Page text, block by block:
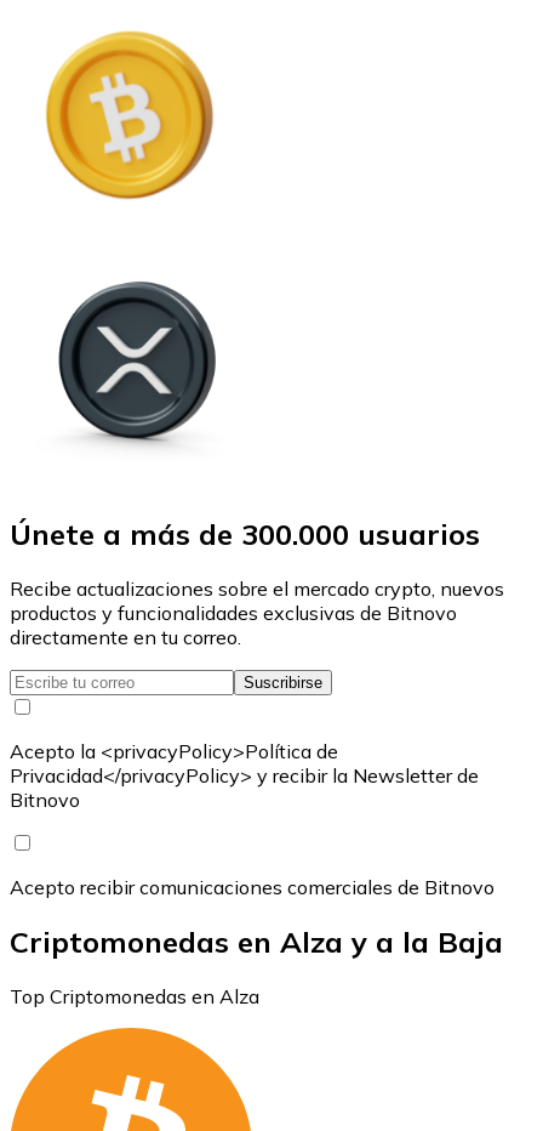
Únete a más de 300.000 usuarios
Recibe actualizaciones sobre el mercado crypto, nuevos
productos y funcionalidades exclusivas de Bitnovo
directamente en tu correo.
Suscribirse
Acepto la <privacyPolicy>Política de
Privacidad</privacyPolicy> y recibir la Newsletter de
Bitnovo
Acepto recibir comunicaciones comerciales de Bitnovo
Criptomonedas en Alza y a la Baja
Top Criptomonedas en Alza